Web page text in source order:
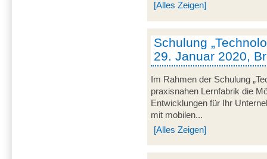
[Alles Zeigen]
Schulung
29. Januar 2020,
Im Rahmen der Schulung
praxisnahen Lernfabrik die
Entwicklungen für Ihr
mit mobilen...
[Alles Zeigen]